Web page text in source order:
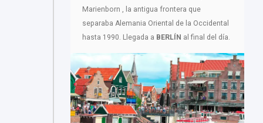
Marienborn , la antigua frontera que
separaba Alemania Oriental de la Occidental
hasta 1990. Llegada a BERLÍN al final del día.